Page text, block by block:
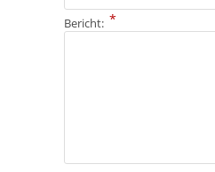
Bericht: *